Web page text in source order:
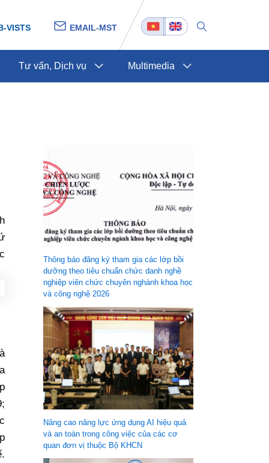
VISTS EMAIL-MST
Tư vấn, Dịch vụ Multimedia
Thông báo đăng ký tham gia các lớp bồi
dưỡng theo tiêu chuẩn chức danh nghề
nghiệp viên chức chuyên nghành khoa học
và công nghệ 2026
Nâng cao năng lực ứng dụng AI hiệu quả
và an toàn trong công việc của các cơ
quan đơn vị thuộc Bộ KHCN